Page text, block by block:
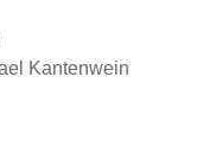
Kantenwein